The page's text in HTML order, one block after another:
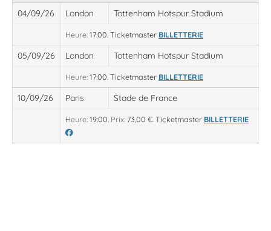
04/09/26
London Tottenham Hotspur Stadium
Heure:17:00. Ticketmaster BILLETTERIE
05/09/26 London Tottenham Hotspur Stadium
Heure:17:00. Ticketmaster BILLETTERIE
10/09/26 Paris Stade de France
Heure:19:00. Prix: 73,00 €. Ticketmaster BILLETTERIE